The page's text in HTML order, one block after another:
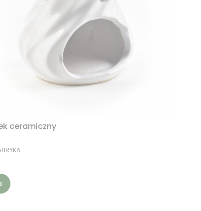
ceramiczny